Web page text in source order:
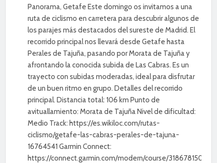
Panorama, Getafe Este domingo os invitamos a una
ruta de ciclismo en carretera para descubrir algunos de
los parajes más destacados del sureste de Madrid. El
recorrido principal nos llevará desde Getafe hasta
Perales de Tajuña, pasando por Morata de Tajuña y
afrontando la conocida subida de Las Cabras. Es un
trayecto con subidas moderadas, ideal para disfrutar
de un buen ritmo en grupo. Detalles del recorrido
principal. Distancia total: 106 km Punto de
avituallamiento: Morata de Tajuña Nivel de dificultad:
Medio Track: https://es.wikiloc.com/rutas-
ciclismo/getafe-las-cabras-perales-de-tajuna-
16764541 Garmin Connect:
https://connect.garmin.com/modern/course/318678150